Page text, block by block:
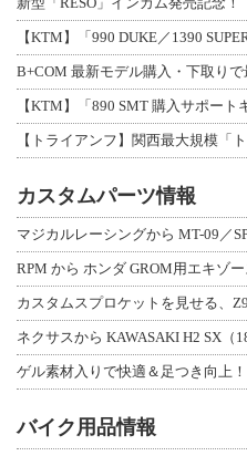
【KTM】「990 DUKE／1390
【KTM】「890 SMT 購入サポー
カスタムパーツ情報
ネクサスから KAWASAKI H2 SX（
バイク用品情報